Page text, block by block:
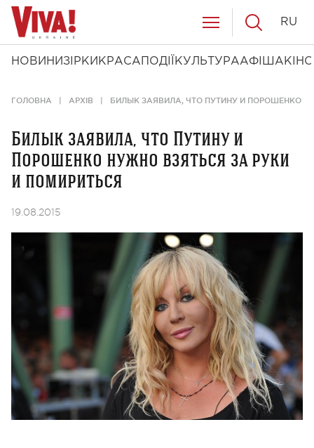
НОВИНИ ЗІРКИ КРАСА ПОДІЇ КУЛЬТУРААФІША КІНО
RU
ГОЛОВНА АРХІВ БИЛЫК ЗАЯВИЛА, ЧТО ПУТИНУ И ПОРОШЕНКО
Билык заявила, что Путину и
Порошенко нужно взяться за руки
и помириться
19.08.2015